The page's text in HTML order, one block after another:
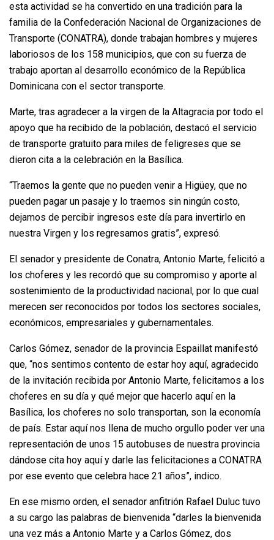
esta actividad se ha convertido en una tradición para la
familia de la Confederación Nacional de Organizaciones de
Transporte (CONATRA), donde trabajan hombres y mujeres
laboriosos de los 158 municipios, que con su fuerza de
trabajo aportan al desarrollo económico de la República
Dominicana con el sector transporte.
Marte, tras agradecer a la virgen de la Altagracia por todo el
apoyo que ha recibido de la población, destacó el servicio
de transporte gratuito para miles de feligreses que se
dieron cita a la celebración en la Basílica.
“Traemos la gente que no pueden venir a Higüey, que no
pueden pagar un pasaje y lo traemos sin ningún costo,
dejamos de percibir ingresos este día para invertirlo en
nuestra Virgen y los regresamos gratis”, expresó.
El senador y presidente de Conatra, Antonio Marte, felicitó a
los choferes y les recordó que su compromiso y aporte al
sostenimiento de la productividad nacional, por lo que cual
merecen ser reconocidos por todos los sectores sociales,
económicos, empresariales y gubernamentales.
Carlos Gómez, senador de la provincia Espaillat manifestó
que, “nos sentimos contento de estar hoy aquí, agradecido
de la invitación recibida por Antonio Marte, felicitamos a los
choferes en su día y qué mejor que hacerlo aquí en la
Basílica, los choferes no solo transportan, son la economía
de país. Estar aquí nos llena de mucho orgullo poder ver una
representación de unos 15 autobuses de nuestra provincia
dándose cita hoy aquí y darle las felicitaciones a CONATRA
por ese evento que celebra hace 21 años”, indico.
En ese mismo orden, el senador anfitrión Rafael Duluc tuvo
a su cargo las palabras de bienvenida “darles la bienvenida
una vez más a Antonio Marte y a Carlos Gómez, dos